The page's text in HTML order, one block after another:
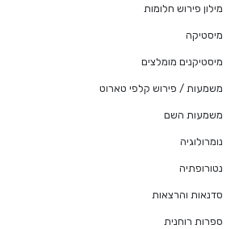
מילון פירוש חלומות
מיסטיקה
מיסטיקנים מומלצים
משמעות / פירוש קלפי טארוט
משמעות השם
נומרולוגיה
נטורופתיה
סדנאות והרצאות
ספרות רוחנית